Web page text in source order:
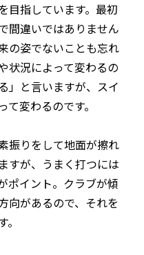
目指しています。最初
間違いではありません
の姿でないことも忘れ
状況によって変わるの
」と言いますが、スイ
変わるのです。
振りをして地面が擦れ
すが、うまく打つには
ポイント。クラブが傾
向があるので、それを